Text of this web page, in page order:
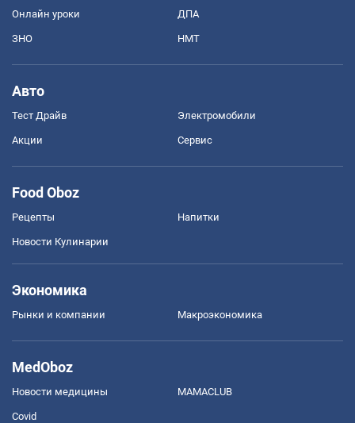
Онлайн уроки ДПА
ЗНО НМТ
Авто
Тест Драйв Электромобили
Акции Сервис
Food Oboz
Рецепты Напитки
Новости Кулинарии
Экономика
Рынки и компании Mакроэкономика
MedOboz
Новости медицины MAMACLUB
Covid